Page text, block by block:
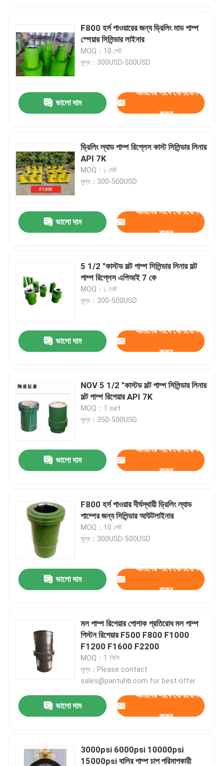
পণ্য
আমাদের সম্পর্কে
কারখানা ভ্রমণ
আমাদের সাথে যোগাযোগ করুন
সব ক্ষেত্রেই
মাড পাম্প লাইনার
F800 হর্স পাওয়ারের জন্য ড্রিলিং মাড পাম্প
স্পেয়ার সিলিন্ডার লাইনার
MOQ：10 সেট
মূল্য：300USD-500USD
ভালো দাম
আমাদের সাথে যোগাযোগ
করুন
ড্রিলিং ল্যাড পাম্প রিপ্লেস কাস্ট সিলিন্ডার লিনার
API 7K
MOQ：১ সেট
মূল্য：300-500USD
ভালো দাম
আমাদের সাথে যোগাযোগ
করুন
5 1/2 "কাস্টড মল্ট পাম্প সিলিন্ডার লিনার মল্ট
পাম্প রিপ্লেস এপিআই 7 কে
MOQ：১ সেট
মূল্য：300-500USD
ভালো দাম
আমাদের সাথে যোগাযোগ
করুন
NOV 5 1/2 "কাস্টড মল্ট পাম্প সিলিন্ডার লিনার
মল্ট পাম্প রিপেয়ার API 7K
MOQ：1 set
মূল্য：350-500USD
ভালো দাম
আমাদের সাথে যোগাযোগ
করুন
F800 হর্স পাওয়ার দীর্ঘস্থায়ী ড্রিলিং ল্যাড
পাম্পের জন্য সিলিন্ডার আউটলাইনার
MOQ：10 সেট
মূল্য：300USD-500USD
ভালো দাম
আমাদের সাথে যোগাযোগ
করুন
মল পাম্প রিপেয়ার পোশাক প্রতিরোধ মল পাম্প
পিস্টন রিপেয়ার F500 F800 F1000
F1200 F1600 F2200
MOQ：1 পিসি
মূল্য：Please contact
sales@pantuhb.com for best offer
ভালো দাম
আমাদের সাথে যোগাযোগ
করুন
3000psi 6000psi 10000psi
15000psi বালির পাম্প চাপ পরিমাপকারী